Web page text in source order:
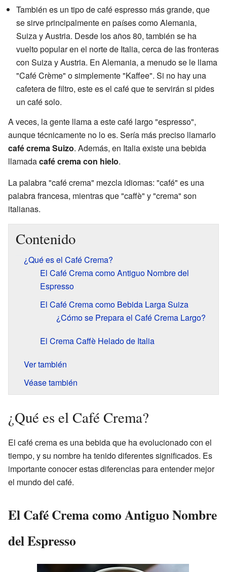
También es un tipo de café espresso más grande, que
se sirve principalmente en países como Alemania,
Suiza y Austria. Desde los años 80, también se ha
vuelto popular en el norte de Italia, cerca de las fronteras
con Suiza y Austria. En Alemania, a menudo se le llama
"Café Crème" o simplemente "Kaffee". Si no hay una
cafetera de filtro, este es el café que te servirán si pides
un café solo.
A veces, la gente llama a este café largo "espresso",
aunque técnicamente no lo es. Sería más preciso llamarlo
café crema Suizo. Además, en Italia existe una bebida
llamadacafé crema con hielo.
La palabra "café crema" mezcla idiomas: "café" es una
palabra francesa, mientras que "caffè" y "crema" son
italianas.
Contenido
¿Qué es el Café Crema?
El Café Crema como Antiguo Nombre del
Espresso
El Café Crema como Bebida Larga Suiza
¿Cómo se Prepara el Café Crema Largo?
El Crema Caffè Helado de Italia
Ver también
Véase también
¿Qué es el Café Crema?
El café crema es una bebida que ha evolucionado con el
tiempo, y su nombre ha tenido diferentes significados. Es
importante conocer estas diferencias para entender mejor
el mundo del café.
El Café Crema como Antiguo Nombre
del Espresso